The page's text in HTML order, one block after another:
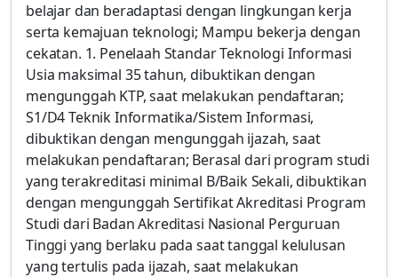
belajar dan beradaptasi dengan lingkungan kerja
serta kemajuan teknologi; Mampu bekerja dengan
cekatan. 1. Penelaah Standar Teknologi Informasi
Usia maksimal 35 tahun, dibuktikan dengan
mengunggah KTP, saat melakukan pendaftaran;
S1/D4 Teknik Informatika/Sistem Informasi,
dibuktikan dengan mengunggah ijazah, saat
melakukan pendaftaran; Berasal dari program studi
yang terakreditasi minimal B/Baik Sekali, dibuktikan
dengan mengunggah Sertifikat Akreditasi Program
Studi dari Badan Akreditasi Nasional Perguruan
Tinggi yang berlaku pada saat tanggal kelulusan
yang tertulis pada ijazah, saat melakukan